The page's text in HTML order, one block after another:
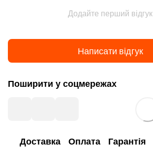
Додайте перший відгук
Написати відгук
Поширити у соцмережах
Доставка Оплата Гарантія